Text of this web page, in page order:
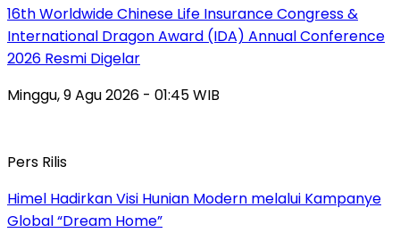
16th Worldwide Chinese Life Insurance Congress &
International Dragon Award (IDA) Annual Conference
2026 Resmi Digelar
Minggu, 9 Agu 2026 - 01:45 WIB
Pers Rilis
Himel Hadirkan Visi Hunian Modern melalui Kampanye
Global “Dream Home”